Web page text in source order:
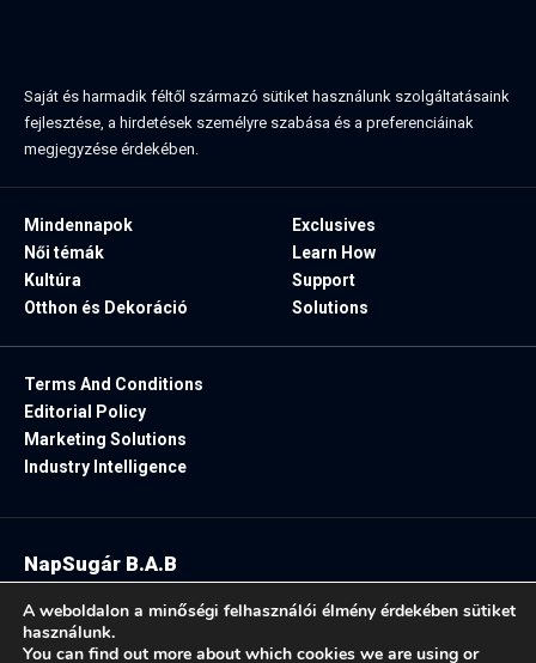
Saját és harmadik féltől származó sütiket használunk szolgáltatásaink
fejlesztése, a hirdetések személyre szabása és a preferenciáinak
megjegyzése érdekében.
Mindennapok
Női témák
Kultúra
Otthon és Dekoráció
Exclusives
Learn How
Support
Solutions
Terms And Conditions
Editorial Policy
Marketing Solutions
Industry Intelligence
NapSugár B.A.B
A weboldalon a minőségi felhasználói élmény érdekében sütiket
használunk.
You can find out more about which cookies we are using or